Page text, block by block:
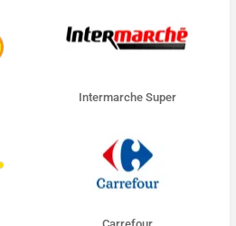
Intermarche Super